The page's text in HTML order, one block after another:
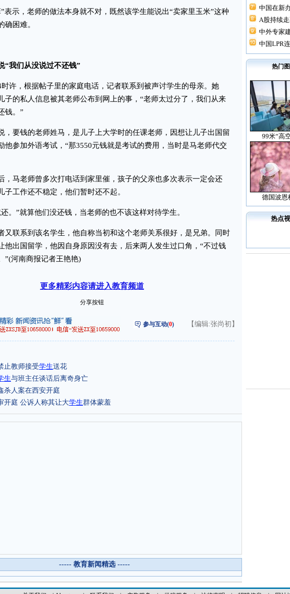
示，老师的做法本身就不对，既然该学生能说出“卖家里玉米”这种
确困难。
“我们从没说过不还钱”
，根据帖子里的家庭电话，记者联系到被声讨学生的母亲。她
子的私人信息被其老师公布到网上的事，“老师太过分了，我们从来
钱。”
要钱的老师姓马，是儿子上大学时的任课老师，因想让儿子出国留
他参加外语考试，“那3550元钱就是考试的费用，当时是马老师代交
马老师曾多次打电话到家里催，孩子的父亲也多次表示一定会还
子工作还不稳定，他们暂时还不起。
”就算他们没还钱，当老师的也不该这样对待学生。
联系到该名学生，他自称当初和这个老师关系很好，是兄弟。同时
他出国留学，他因自身原因没有去，后来两人发生过口角，“不过钱
”(河南商报记者王艳艳)
更多精彩内容请进入教育频道
分享按钮
参与互动(0) 【编辑:张尚初】
止教师接受学生送花
生与班主任谈话后离奇身亡
杀人案在西安开庭
开庭 公诉人称其让大学生群体蒙羞
----- 教育新闻精选 -----
中国在新
A股持续
中外专家
中国LPR
热门
99米“高
德国波恩
热点